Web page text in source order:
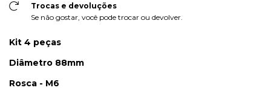
Trocas e devoluções
Se não gostar, você pode trocar ou devolver.
Kit 4 peças
Diâmetro 88mm
Rosca - M6